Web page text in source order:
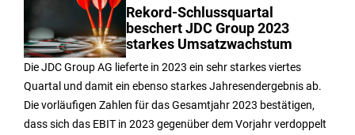
Rekord-Schlussquartal
beschert JDC Group 2023
starkes Umsatzwachstum
Die JDC Group AG lieferte in 2023 ein sehr starkes viertes
Quartal und damit ein ebenso starkes Jahresendergebnis ab.
Die vorläufigen Zahlen für das Gesamtjahr 2023 bestätigen,
dass sich das EBIT in 2023 gegenüber dem Vorjahr verdoppelt